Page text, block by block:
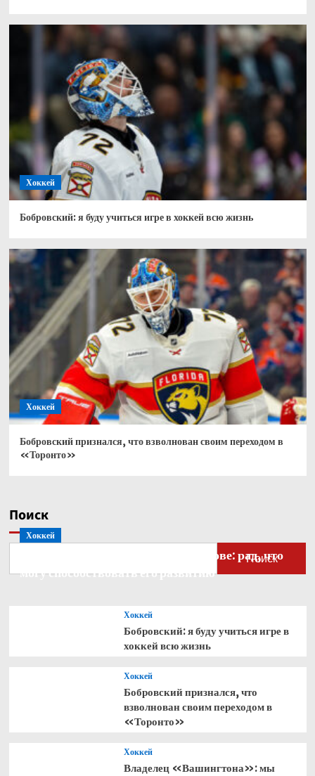
Хоккей
Бобровский: я буду учиться игре в хоккей всю жизнь
Хоккей
Бобровский признался, что взволнован своим переходом в
«Торонто»
Поиск
Поиск
Хоккей
Бобровский — о голкипере Ахтямове: рад, что
могу способствовать его развитию
Хоккей
Бобровский: я буду учиться игре в
хоккей всю жизнь
Хоккей
Бобровский признался, что
взволнован своим переходом в
«Торонто»
Хоккей
Владелец «Вашингтона»: мы